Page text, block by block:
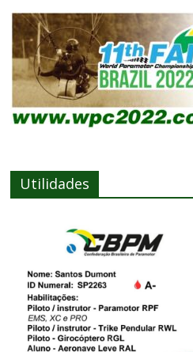
Utilidades